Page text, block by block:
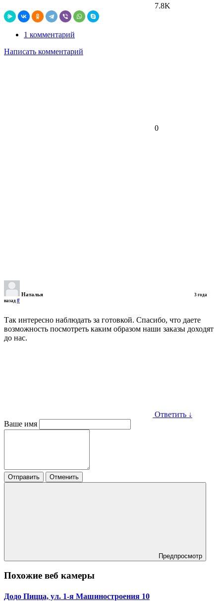
7.8K
1 комментарий
Написать комментарий
0
Наталья
3 года
назад #
Так интересно наблюдать за готовкой. Спасибо, что даете
возможность посмотреть каким образом наши заказы доходят
до нас.
Ответить ↓
Ваше имя
Отправить Отменить
Предпросмотр
Похожие веб камеры
Додо Пицца, ул. 1-я Машиностроения 10